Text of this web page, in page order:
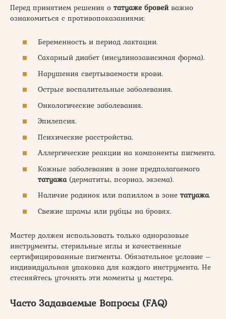
Перед принятием решения о татуаже бровейважно
ознакомиться с противопоказаниями:
Беременность и период лактации.
Сахарный диабет (инсулинозависимая форма).
Нарушения свертываемости крови.
Острые воспалительные заболевания.
Онкологические заболевания.
Эпилепсия.
Психические расстройства.
Аллергические реакции на компоненты пигмента.
Кожные заболевания в зоне предполагаемого
татуажа(дерматиты, псориаз, экзема).
Наличие родинок или папиллом в зоне татуажа.
Свежие шрамы или рубцы на бровях.
Мастер должен использовать только одноразовые
инструменты, стерильные иглы и качественные
сертифицированные пигменты. Обязательное условие –
индивидуальная упаковка для каждого инструмента. Не
стесняйтесь уточнять эти моменты у мастера.
Часто Задаваемые Вопросы (FAQ)